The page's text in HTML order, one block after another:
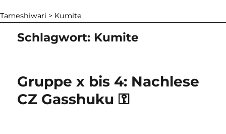
Tameshiwari > Kumite
Schlagwort: Kumite
Gruppe x bis 4: Nachlese
CZ Gasshuku ⚿